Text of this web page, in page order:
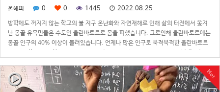
온해피 0 0 1445 2022.08.25
방학에도 꺼지지 않는 학교의 불 지구 온난화와 자연재해로 인해 삶의 터전에서 쫓겨
난 몽골 유목민들은 수도인 울란바토르로 몸을 피했습니다. 그로인해 울란바토르에는
몽골 인구의 40% 이상이 몰려있습니다. 언제나 많은 인구로 북적북적한 울란바토르
Hot